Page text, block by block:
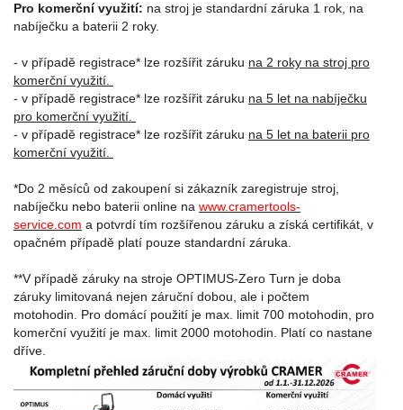
Pro komerční využití: na stroj je standardní záruka 1 rok, na
nabíječku a baterii 2 roky.
- v případě registrace* lze rozšířit záruku na 2 roky na stroj pro
komerční využití.
- v případě registrace* lze rozšířit záruku na 5 let na nabíječku
pro komerční využití.
- v případě registrace* lze rozšířit záruku na 5 let na baterii pro
komerční využití.
*Do 2 měsíců od zakoupení si zákazník zaregistruje stroj,
nabíječku nebo baterii online na www.cramertools-
service.com a potvrdí tím rozšířenou záruku a získá certifikát, v
opačném případě platí pouze standardní záruka.
**V případě záruky na stroje OPTIMUS-Zero Turn je doba
záruky limitovaná nejen záruční dobou, ale i počtem
motohodin. Pro domácí použití je max. limit 700 motohodin, pro
komerční využití je max. limit 2000 motohodin. Platí co nastane
dříve.